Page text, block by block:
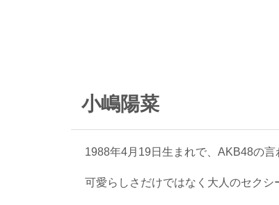
小嶋陽菜
1988年4月19日生まれで、AKB48の言
可愛らしさだけではなく大人のセクシ